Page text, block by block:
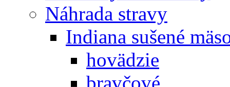
Náhrada stravy
Indiana sušené
hovädzie
bravčové